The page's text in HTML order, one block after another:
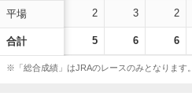
平場
合計
2 3 2
5 6 6
※「総合成績」はJRAのレースのみとなります。